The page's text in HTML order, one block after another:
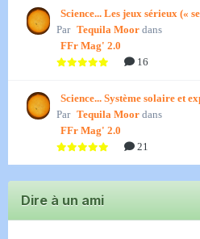
Science... Les jeux sérieux («
Par Tequila Moor dans
FFr Mag' 2.0
16
Science... Système solaire et
Par Tequila Moor dans
FFr Mag' 2.0
21
Dire à un ami